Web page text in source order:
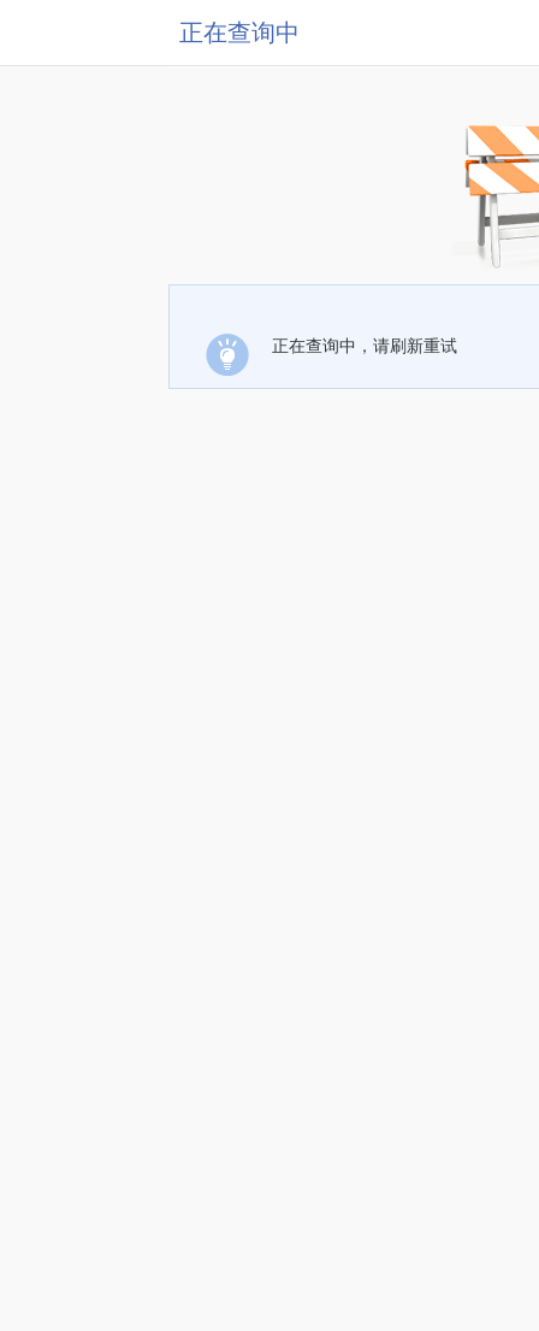
正在查询中
正在查询中，请刷新重试